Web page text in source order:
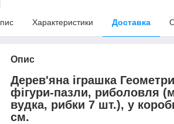
Характеристики Доставка
Опис
Дерев'яна іграшка
фігури-пазли, риболовля
вудка, рибки 7 шт.), у
см.